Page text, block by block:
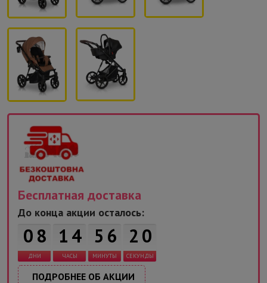
Бесплатная доставка
До конца акции осталось:
0 8
ДНИ
1 4
ЧАСЫ
5 6
МИНУТЫ
1
20
СЕКУНДЫ
ПОДРОБНЕЕ ОБ АКЦИИ